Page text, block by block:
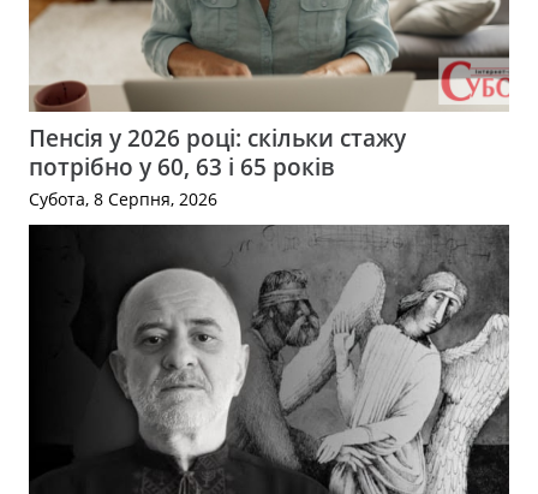
Пенсія у 2026 році: скільки стажу
потрібно у 60, 63 і 65 років
Субота, 8 Серпня, 2026